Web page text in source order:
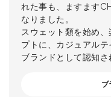
れた事も、ますます
なりました。
スウェット類を始め
プトに、カジュアル
ブランドとして認知さ
ブ